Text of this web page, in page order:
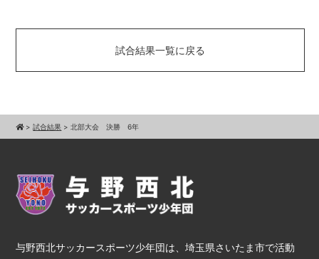
試合結果一覧に戻る
>試合結果 >北部大会 決勝 6年
与野西北サッカースポーツ少年団は、埼玉県さいたま市で活動